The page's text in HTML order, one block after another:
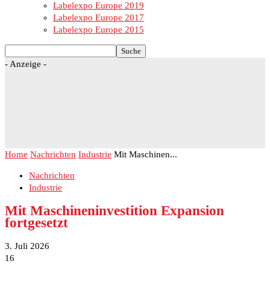
Labelexpo Europe 2019
Labelexpo Europe 2017
Labelexpo Europe 2015
- Anzeige -
Home Nachrichten Industrie Mit Maschinen...
Nachrichten
Industrie
Mit Maschineninvestition Expansion
fortgesetzt
3. Juli 2026
16